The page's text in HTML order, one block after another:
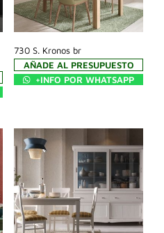
730 S. Kronos br
AÑADE AL PRESUPUESTO
+INFO POR WHATSAPP